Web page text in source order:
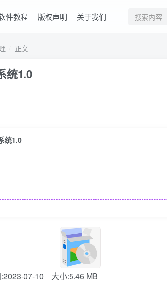
件教程 版权声明 关于我们
正文
统1.0
统1.0
07-10 大小:5.46 MB